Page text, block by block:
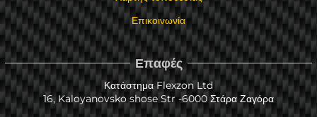
Επικοινωνία
Επαφές
Κατάστημα Flexzon Ltd
16, Kaloyanovsko shose Str -6000 Στάρα Ζαγόρα